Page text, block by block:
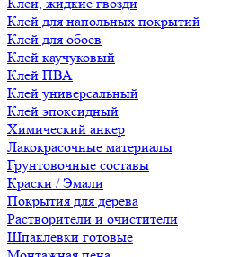
Клей для напольных покрытий
Клей для обоев
Клей каучуковый
Клей ПВА
Клей универсальный
Клей эпоксидный
Химический анкер
Лакокрасочные материалы
Грунтовочные составы
Краски / Эмали
Покрытия для дерева
Растворители и очистители
Шпаклевки готовые